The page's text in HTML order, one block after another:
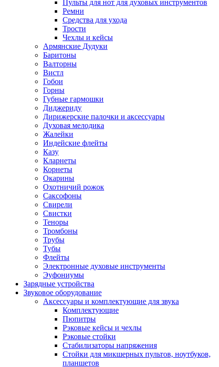
Пульты для нот для духовых инструментов
Ремни
Средства для ухода
Трости
Чехлы и кейсы
Армянские Дудуки
Баритоны
Валторны
Вистл
Гобои
Горны
Губные гармошки
Диджериду
Дирижерские палочки и аксессуары
Духовая мелодика
Жалейки
Индейские флейты
Казу
Кларнеты
Корнеты
Окарины
Охотничий рожок
Саксофоны
Свирели
Свистки
Теноры
Тромбоны
Трубы
Тубы
Флейты
Электронные духовые инструменты
Эуфониумы
Зарядные устройства
Звуковое оборудование
Аксессуары и комплектующие для звука
Комплектующие
Пюпитры
Рэковые кейсы и чехлы
Рэковые стойки
Стабилизаторы напряжения
Стойки для микшерных пультов, ноутбуков,
планшетов